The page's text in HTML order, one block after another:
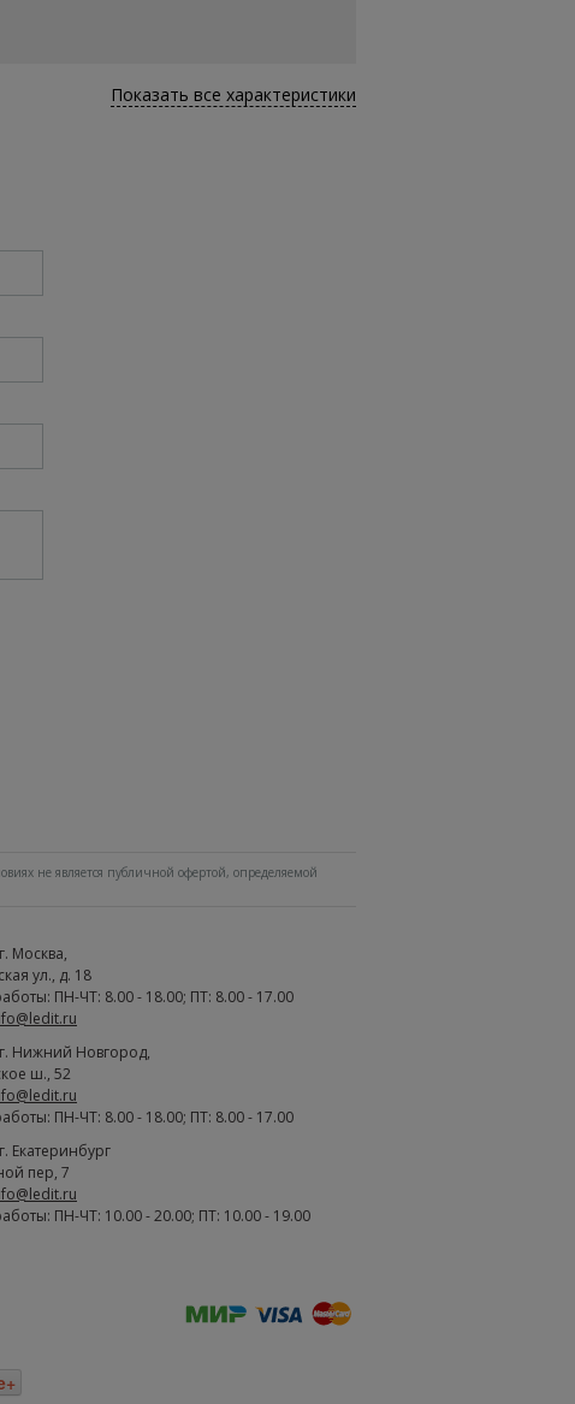
Показать все характеристики
не является публичной офертой, определяемой
Москва,
ул., д. 18
ПН-ЧТ: 8.00 - 18.00; ПТ: 8.00 - 17.00
Нижний Новгород,
ш., 52
ПН-ЧТ: 8.00 - 18.00; ПТ: 8.00 - 17.00
Екатеринбург
пер, 7
ПН-ЧТ: 10.00 - 20.00; ПТ: 10.00 - 19.00